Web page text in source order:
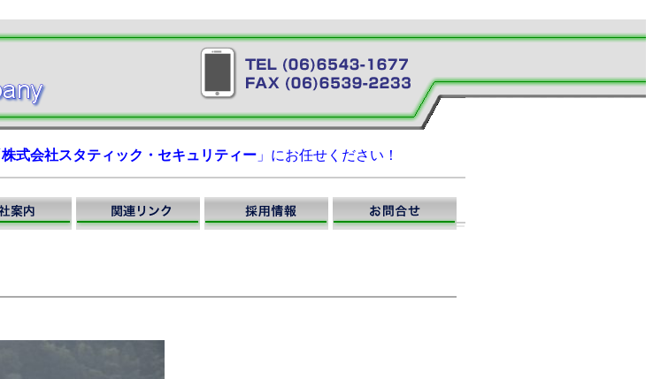
株式会社スタティック・セキュリティー 」にお任せください！